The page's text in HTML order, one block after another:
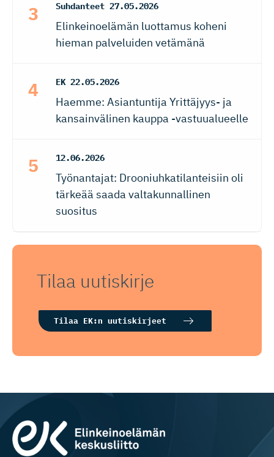
Suhdanteet 27.05.2026
Elinkeinoelämän luottamus koheni
hieman palveluiden vetämänä
EK 22.05.2026
Haemme: Asiantuntija Yrittäjyys- ja
kansainvälinen kauppa -vastuualueelle
12.06.2026
Työnantajat: Drooniuhkatilanteisiin oli
tärkeää saada valtakunnallinen
suositus
Tilaa uutiskirje
Tilaa EK:n uutiskirjeet